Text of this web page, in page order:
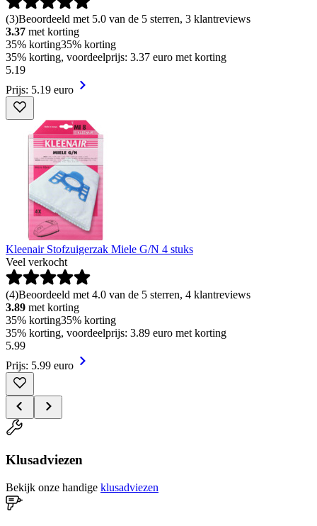
(3)Beoordeeld met 5.0 van de 5 sterren, 3 klantreviews
3.37 met korting
35% korting35% korting
35% korting, voordeelprijs: 3.37 euro met korting
5.19
Prijs: 5.19 euro
Kleenair Stofzuigerzak Miele G/N 4 stuks
Veel verkocht
(4)Beoordeeld met 4.0 van de 5 sterren, 4 klantreviews
3.89 met korting
35% korting35% korting
35% korting, voordeelprijs: 3.89 euro met korting
5.99
Prijs: 5.99 euro
Klusadviezen
Bekijk onze handige klusadviezen